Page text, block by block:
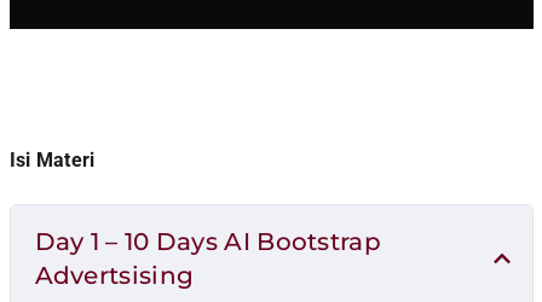
Isi Materi
Day 1 – 10 Days AI Bootstrap
Advertsising